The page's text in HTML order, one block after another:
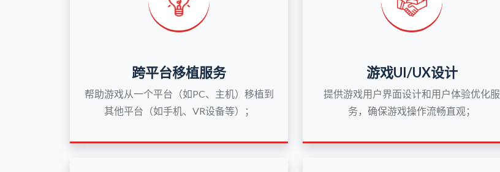
跨平台移植服务
帮助游戏从一个平台（如PC、主机）移植到
其他平台（如手机、VR设备等）；
游戏UI/UX设计
提供游戏用户界面设计和用户体验优化服
务，确保游戏操作流畅直观；